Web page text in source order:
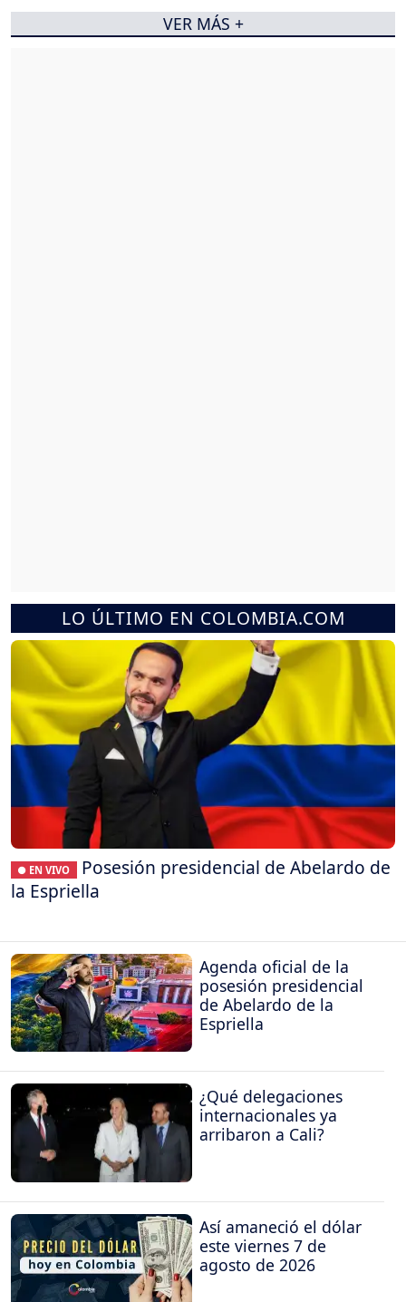
LO ÚLTIMO EN COLOMBIA.COM
● EN VIVO
Posesión presidencial de Abelardo de
la Espriella
Agenda oficial de la
posesión presidencial
de Abelardo de la
Espriella
¿Qué delegaciones
internacionales ya
arribaron a Cali?
Así amaneció el dólar
este viernes 7 de
agosto de 2026
VER MÁS +